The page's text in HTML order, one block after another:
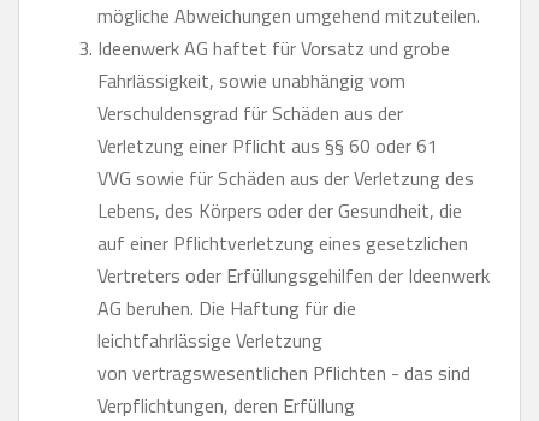
mögliche Abweichungen umgehend mitzuteilen.
Ideenwerk AG haftet für Vorsatz und grobe
Fahrlässigkeit, sowie unabhängig vom
Verschuldensgrad für Schäden aus der
Verletzung einer Pflicht aus §§ 60 oder 61
VVG sowie für Schäden aus der Verletzung des
Lebens, des Körpers oder der Gesundheit, die
auf einer Pflichtverletzung eines gesetzlichen
Vertreters oder Erfüllungsgehilfen der Ideenwerk
AG beruhen. Die Haftung für die
leichtfahrlässige Verletzung
von vertragswesentlichen Pflichten - das sind
Verpflichtungen, deren Erfüllung